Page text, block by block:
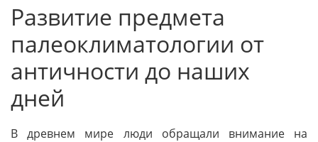
Развитие предмета
палеоклиматологии от
античности до наших
дней
В древнем мире люди обращали внимание на